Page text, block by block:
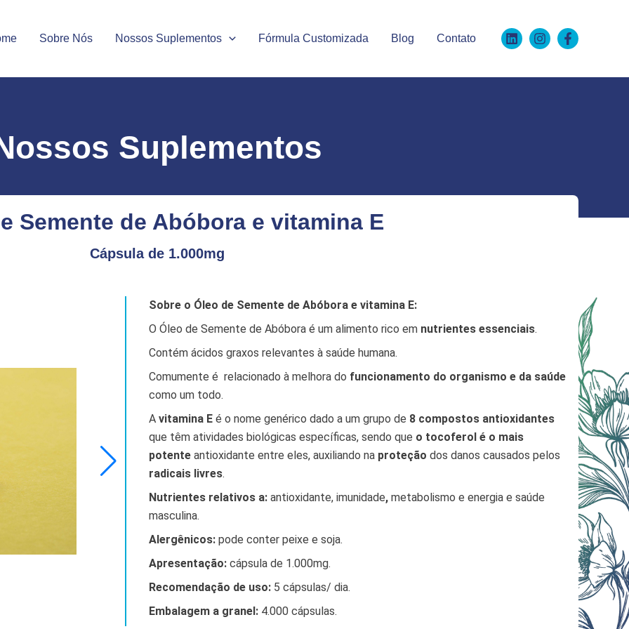
Sobre Nós Nossos Suplementos Fórmula Customizada Blog Contato
Suplementos
Semente de Abóbora e vitamina E
Cápsula de 1.000mg
Sobre o Óleo de Semente de Abóbora e vitamina E:
O Óleo de Semente de Abóbora é um alimento rico em nutrientes essenciais.
Contém ácidos graxos relevantes à saúde humana.
Comumente é relacionado à melhora do funcionamento do organismo e da saúde
como um todo.
A vitamina E é o nome genérico dado a um grupo de 8 compostos antioxidantes
que têm atividades biológicas específicas, sendo que o tocoferol é o mais
potente antioxidante entre eles, auxiliando na proteção dos danos causados pelos
radicais livres.
Nutrientes relativos a: antioxidante, imunidade, metabolismo e energia e saúde
masculina.
Alergênicos: pode conter peixe e soja.
Apresentação: cápsula de 1.000mg.
Recomendação de uso: 5 cápsulas/ dia.
Embalagem a granel: 4.000 cápsulas.